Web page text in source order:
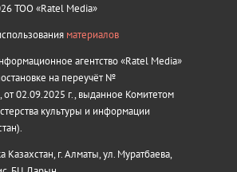
ТОО «Ratel Media»
материалов
агентство «Ratel Media»
на переучёт №
от 02.09.2025 г., выданное Комитетом
культуры и информации
Казахстан, г. Алматы, ул. Муратбаева,